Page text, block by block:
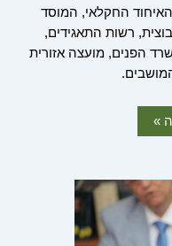
החקלאי, המוסד
רשות התאגידים,
הפנים, מועצה אזורית
»